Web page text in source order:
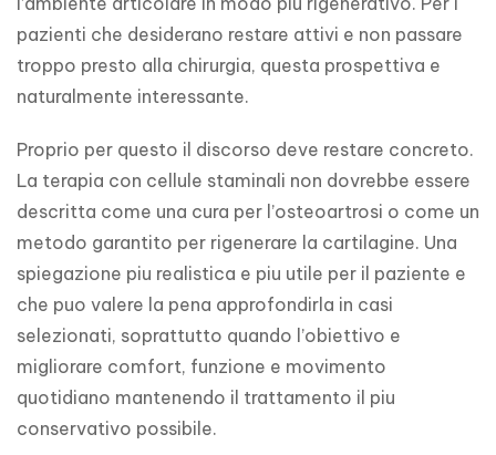
pazienti che desiderano restare attivi e non passare
troppo presto alla chirurgia, questa prospettiva e
naturalmente interessante.
Proprio per questo il discorso deve restare concreto.
La terapia con cellule staminali non dovrebbe essere
descritta come una cura per l’osteoartrosi o come un
metodo garantito per rigenerare la cartilagine. Una
spiegazione piu realistica e piu utile per il paziente e
che puo valere la pena approfondirla in casi
selezionati, soprattutto quando l’obiettivo e
migliorare comfort, funzione e movimento
quotidiano mantenendo il trattamento il piu
conservativo possibile.